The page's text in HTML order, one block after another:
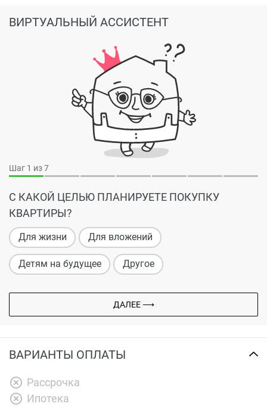
Шаг 1 из 7
С КАКОЙ ЦЕЛЬЮ ПЛАНИРУЕТЕ ПОКУПКУ
КВАРТИРЫ?
Для жизни Для вложений
Детям на будущее Другое
ДАЛЕЕ ⟶
ВИРТУАЛЬНЫЙ АССИСТЕНТ
ВАРИАНТЫ ОПЛАТЫ
Рассрочка
Ипотека